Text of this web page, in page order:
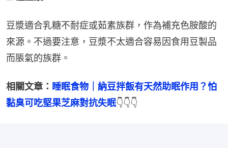
豆漿適合乳糖不耐症或茹素族群，作為補充色胺酸的
來源。不過要注意，豆漿不太適合容易因食用豆製品
而脹氣的族群。
相關文章： 睡眠食物｜納豆拌飯有天然助眠作用？怕
黏臭可吃堅果芝麻對抗失眠👇👇👇